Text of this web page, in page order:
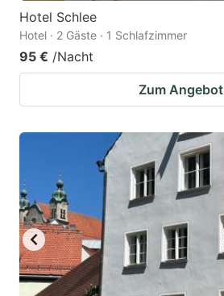
Hotel Schlee
Hotel · 2 Gäste · 1 Schlafzimmer
95 € /Nacht
Zum Angebot